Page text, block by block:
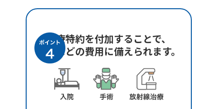
医療特約を付加することで、
入院などの費用に備えられます。